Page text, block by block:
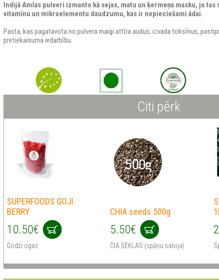
Indijā Amlas pulveri izmanto kā sejas, matu un ķermeņa masku, jo
vitamīnu un mikroelementu daudzumu, kas ir nepieciešami ādai.
Pasta, kas pagatavota no pulvera maigi attīra audus, izvada toksīnus,
pretiekaisuma iedarbību.
Citi pērk
SUPERFOODS GOJI
BERRY
10.50€
Godži ogas
CHIA seeds 500g
5.50€
ČIA SĒKLAS (spāņu salvija)